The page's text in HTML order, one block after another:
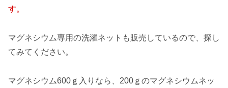
す。
マグネシウム専用の洗濯ネットも販売しているので、探し
てみてください。
マグネシウム600ｇ入りなら、200ｇのマグネシウムネッ